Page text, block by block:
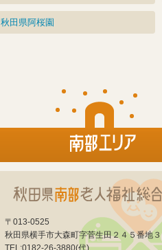
秋田県阿桜園
〒013-0525
秋田県横手市大森町字菅生田２４５番地３
TEL:0182-26-3880(代)